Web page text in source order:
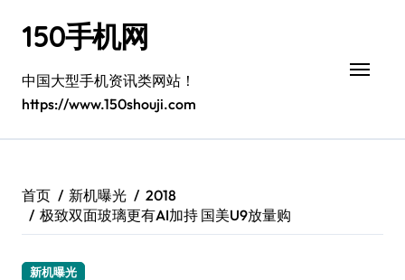
150手机网
中国大型手机资讯类网站！
https://www.150shouji.com
首页 新机曝光
2018
极致双面玻璃更有AI加持 国美U9放量购
新机曝光